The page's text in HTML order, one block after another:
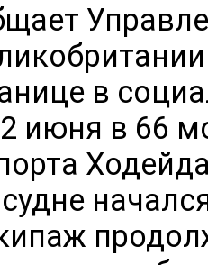
в
июня в 66